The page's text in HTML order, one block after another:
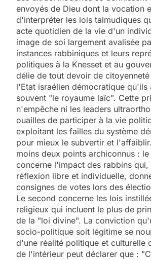
envoyés de Dieu dont la vocation
d'interpréter les lois talmudiques
acte quotidien de la vie d'un
image de soi largement avalisée
instances rabbiniques et leurs
politiques à la Knesset et au
délie de tout devoir de
l'Etat israélien démocratique qu'ils
souvent "le royaume laïc". Cette
n'empêche ni les leaders
ouailles de participer à la vie
exploitant les failles du système
pour mieux le subvertir et
moins deux points archiconnus :
concerne l'impact des rabbins
réflexion libre et individuelle,
consignes de votes lors des
Le second concerne les lois
religieux qui incluent le plus de
de la "loi divine". La conviction
socio-politique soit légitime se
d'une réalité politique et culturelle
de l'intérieur peut déclarer que :